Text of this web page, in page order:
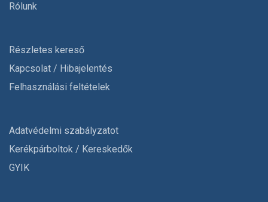
Rólunk
Részletes kereső
Kapcsolat / Hibajelentés
Felhasználási feltételek
Adatvédelmi szabályzatot
Kerékpárboltok / Kereskedők
GYIK